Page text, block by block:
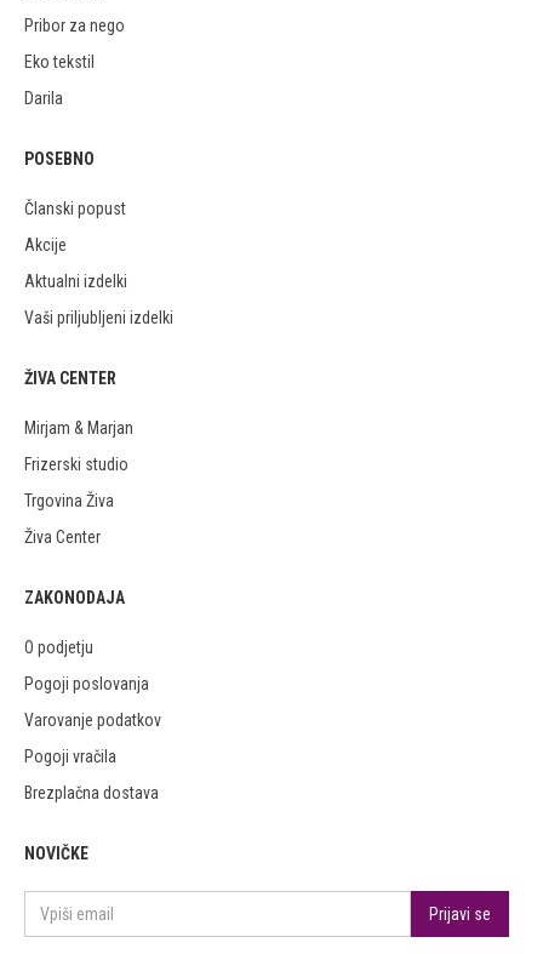
Pribor za nego
Eko tekstil
Darila
POSEBNO
Članski popust
Akcije
Aktualni izdelki
Vaši priljubljeni izdelki
ŽIVA CENTER
Mirjam & Marjan
Frizerski studio
Trgovina Živa
Živa Center
ZAKONODAJA
O podjetju
Pogoji poslovanja
Varovanje podatkov
Pogoji vračila
Brezplačna dostava
NOVIČKE